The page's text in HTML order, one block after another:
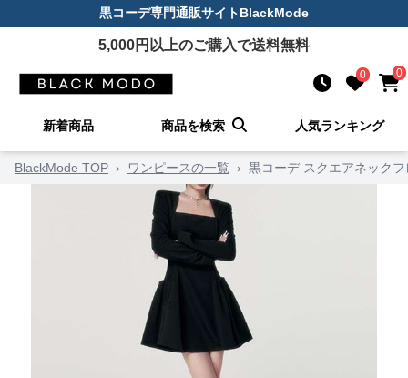
黒コーデ専門通販サイトBlackMode
5,000円以上のご購入で送料無料
0 0
新着商品 商品を検索 人気ランキング
BlackMode TOP › ワンピースの一覧 › 黒コーデ スクエアネック